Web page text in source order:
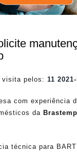
visita pelos: 11
com experiência
da Brastemp
técnica para